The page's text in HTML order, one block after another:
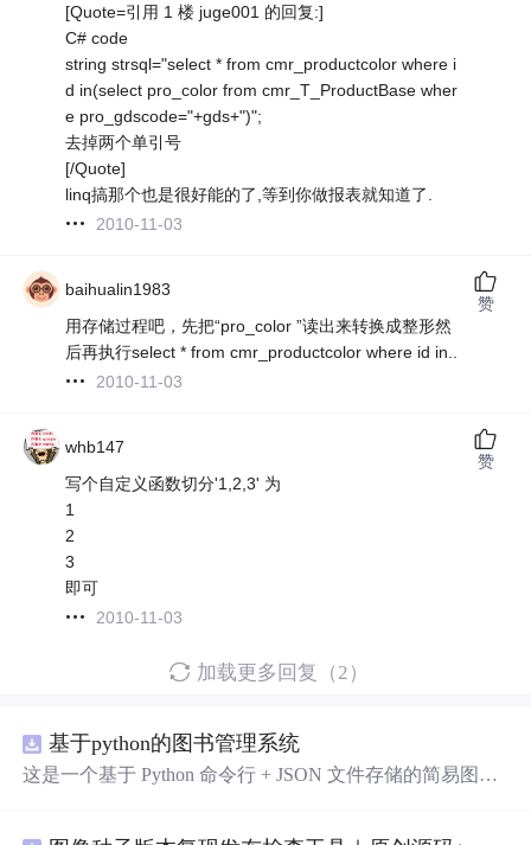
[Quote=引用 1 楼 juge001 的回复:]
C# code
string strsql="select * from cmr_productcolor where i
d in(select pro_color from cmr_T_ProductBase wher
e pro_gdscode="+gds+")";
去掉两个单引号
[/Quote]
linq搞那个也是很好能的了,等到你做报表就知道了.
2010-11-03
baihualin1983
用存储过程吧，先把“pro_color ”读出来转换成整形然
后再执行select * from cmr_productcolor where id in..
2010-11-03
赞
whb147
写个自定义函数切分'1,2,3' 为
1
2
3
即可
2010-11-03
赞
加载更多回复（2）
基于python的图书管理系统
这是一个基于 Python 命令行 + JSON 文件存储的简易图书